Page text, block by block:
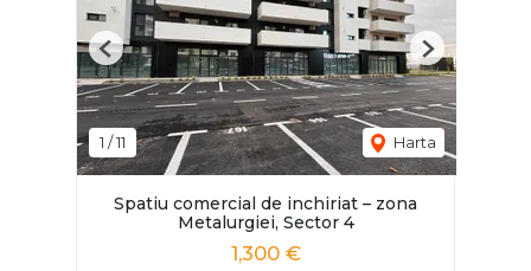
1 /11 Harta
Previous Next
Spatiu comercial de inchiriat – zona
Metalurgiei, Sector 4
1,300 €